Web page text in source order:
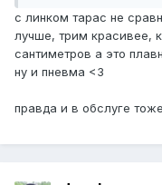
с линком тарас не
лучше, трим красивее,
сантиметров а это
ну и пневма <3
правда и в обслуге